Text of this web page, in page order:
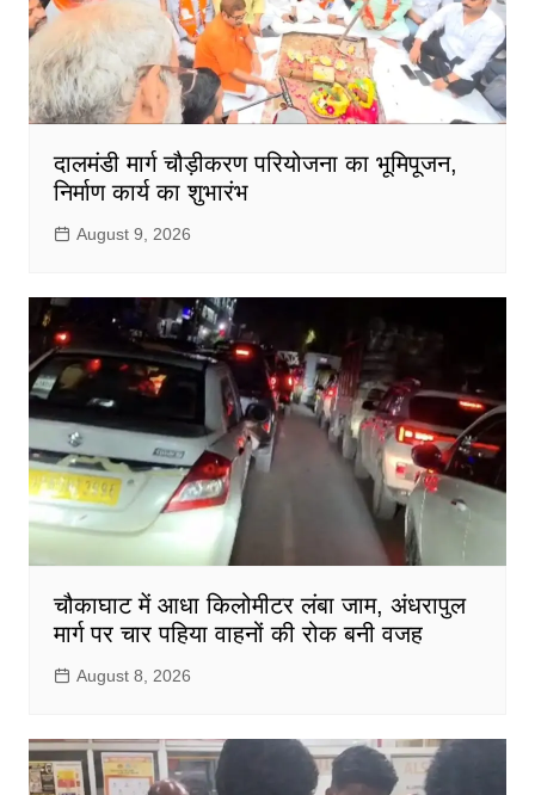
दालमंडी मार्ग चौड़ीकरण परियोजना का भूमिपूजन,
निर्माण कार्य का शुभारंभ
August 9, 2026
चौकाघाट में आधा किलोमीटर लंबा जाम, अंधरापुल
मार्ग पर चार पहिया वाहनों की रोक बनी वजह
August 8, 2026